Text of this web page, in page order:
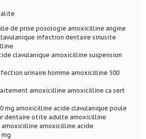
de prise posologie amoxicilline angine
infection dentaire sinusite
clavulanique amoxicilline suspension
urinaire homme amoxicilline 500
amoxicilline amoxicilline ca sert
mg amoxicilline acide clavulanique poule
dentaire otite adulte amoxicilline
amoxicilline amoxicilline acide
mg